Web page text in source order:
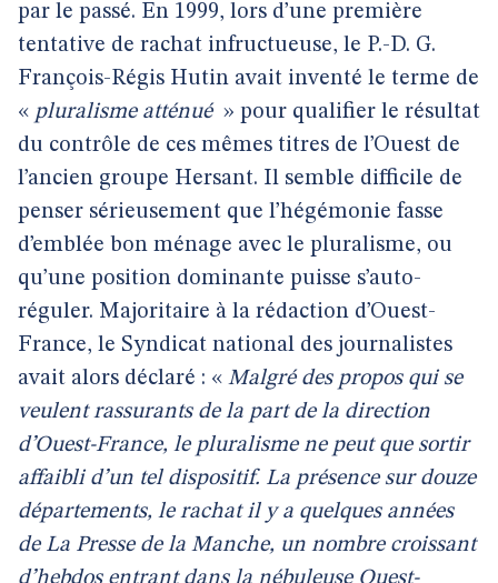
par le passé. En 1999, lors d’une première
tentative de rachat infructueuse, le P.-D. G.
François-Régis Hutin avait inventé le terme de
« pluralisme atténué » pour qualifier le résultat
du contrôle de ces mêmes titres de l’Ouest de
l’ancien groupe Hersant. Il semble difficile de
penser sérieusement que l’hégémonie fasse
d’emblée bon ménage avec le pluralisme, ou
qu’une position dominante puisse s’auto-
réguler. Majoritaire à la rédaction d’Ouest-
France, le Syndicat national des journalistes
avait alors déclaré : « Malgré des propos qui se
veulent rassurants de la part de la direction
d’Ouest-France, le pluralisme ne peut que sortir
affaibli d’un tel dispositif. La présence sur douze
départements, le rachat il y a quelques années
de La Presse de la Manche, un nombre croissant
d’hebdos entrant dans la nébuleuse Ouest-